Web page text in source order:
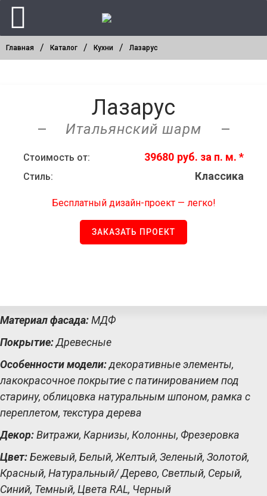
Главная / Каталог / Кухни / Лазарус
Лазарус
— Итальянский шарм —
Стоимость от: 39680 руб.
Стиль: Классика
Бесплатный дизайн-проект — легко!
ЗАКАЗАТЬ ПРОЕКТ
Материал фасада:МДФ
Покрытие:Древесные
Особенности модели:декоративные элементы,
лакокрасочное покрытие с патинированием под
старину, облицовка натуральным шпоном, рамка с
переплетом, текстура дерева
Декор:Витражи, Карнизы, Колонны, Фрезеровка
Цвет:Бежевый, Белый, Желтый, Зеленый, Золотой,
Красный, Натуральный/ Дерево, Светлый, Серый,
Синий, Темный, Цвета RAL, Черный